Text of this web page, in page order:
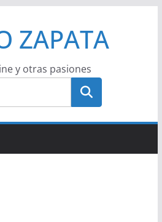
ZAPATA
y otras pasiones